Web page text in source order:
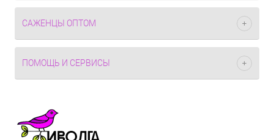
САЖЕНЦЫ ОПТОМ
ПОМОЩЬ И СЕРВИСЫ